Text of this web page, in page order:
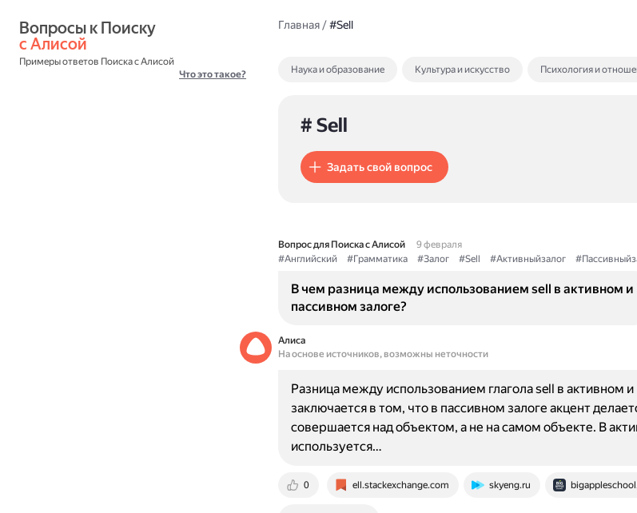
с Алисой
Примеры ответов Поиска с Алисой
Что это такое?
Главная/#Sell
Наука и образование Культура и искусство Психология и
# Sell
Задать свой вопрос
Вопрос для Поиска с Алисой
9 февраля
#Английский
#Грамматика #Залог #Sell #Активныйзалог
В чем разница между использованием sell в активном и
пассивном залоге?
Алиса
На основе источников, возможны неточности
0 ell.stackexchange.com skyeng.ru
Разница между использованием глагола sell в активном и
заключается в том, что в пассивном залоге акцент
совершается над объектом, а не на самом объекте. В
используется…